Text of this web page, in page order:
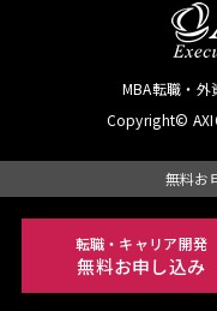
無料お
転職・キャリア開発
無料お申し込み
MBA転職・外
Copyright©